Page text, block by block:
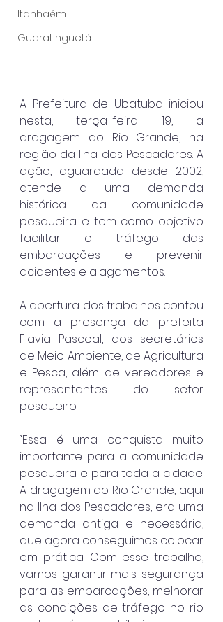
Itanhaém
Guaratinguetá
A Prefeitura de Ubatuba iniciou
nesta, terça-feira 19, a
dragagem do Rio Grande, na
região da Ilha dos Pescadores. A
ação, aguardada desde 2002,
atende a uma demanda
histórica da comunidade
pesqueira e tem como objetivo
facilitar o tráfego das
embarcações e prevenir
acidentes e alagamentos.
A abertura dos trabalhos contou
com a presença da prefeita
Flavia Pascoal, dos secretários
de Meio Ambiente, de Agricultura
e Pesca, além de vereadores e
representantes do setor
pesqueiro.
“Essa é uma conquista muito
importante para a comunidade
pesqueira e para toda a cidade.
A dragagem do Rio Grande, aqui
na Ilha dos Pescadores, era uma
demanda antiga e necessária,
que agora conseguimos colocar
em prática. Com esse trabalho,
vamos garantir mais segurança
para as embarcações, melhorar
as condições de tráfego no rio